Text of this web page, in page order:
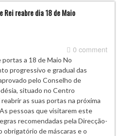
Rei reabre dia 18 de Maio
0 comment
a 18 de Maio No
progressivo e gradual das
pelo Conselho de
situado no Centro
as suas portas na próxima
pessoas que visitarem este
recomendadas pela Direcção-
obrigatório de máscaras e o